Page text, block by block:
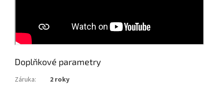
Doplňkové parametry
Záruka:
2 roky